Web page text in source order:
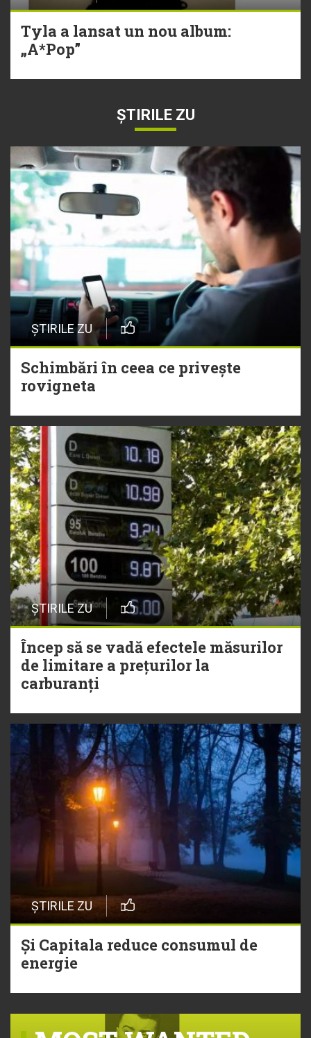
Tyla a lansat un nou album:
„A*Pop”
ȘTIRILE ZU
ȘTIRILE ZU
Schimbări în ceea ce privește
rovigneta
ȘTIRILE ZU
Încep să se vadă efectele măsurilor
de limitare a prețurilor la
carburanți
ȘTIRILE ZU
Și Capitala reduce consumul de
energie